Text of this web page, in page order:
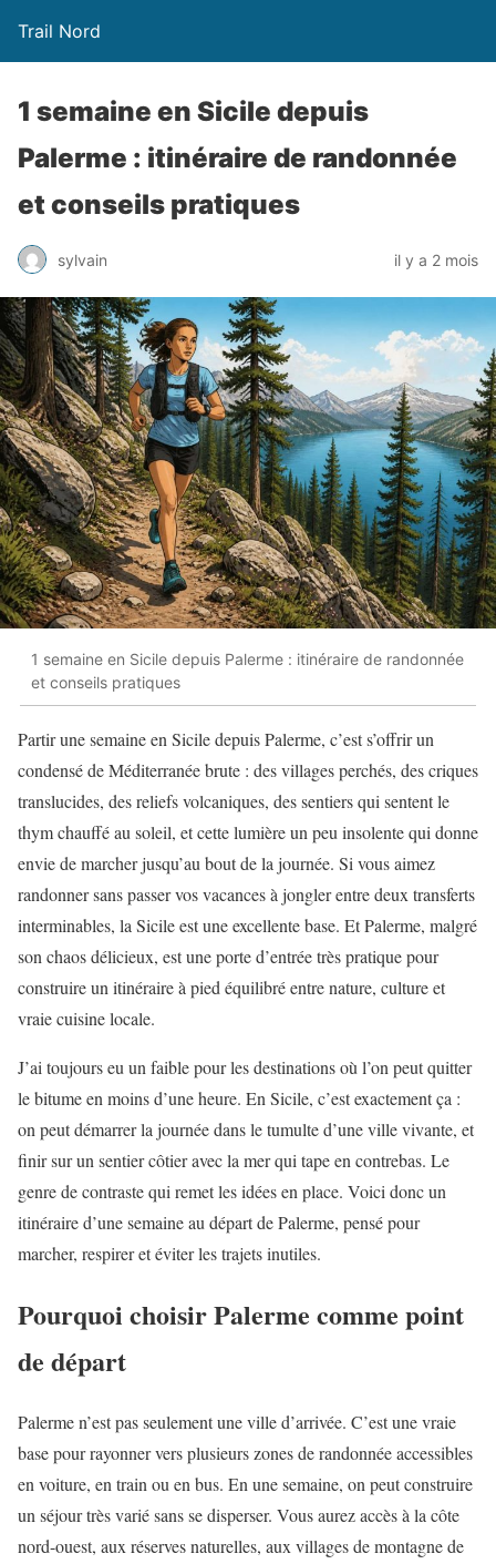
Trail Nord
1 semaine en Sicile depuis
Palerme : itinéraire de randonnée
et conseils pratiques
sylvain il y a 2 mois
1 semaine en Sicile depuis Palerme : itinéraire de randonnée
et conseils pratiques
Partir une semaine en Sicile depuis Palerme, c’est s’offrir un
condensé de Méditerranée brute : des villages perchés, des criques
translucides, des reliefs volcaniques, des sentiers qui sentent le
thym chauffé au soleil, et cette lumière un peu insolente qui donne
envie de marcher jusqu’au bout de la journée. Si vous aimez
randonner sans passer vos vacances à jongler entre deux transferts
interminables, la Sicile est une excellente base. Et Palerme, malgré
son chaos délicieux, est une porte d’entrée très pratique pour
construire un itinéraire à pied équilibré entre nature, culture et
vraie cuisine locale.
J’ai toujours eu un faible pour les destinations où l’on peut quitter
le bitume en moins d’une heure. En Sicile, c’est exactement ça :
on peut démarrer la journée dans le tumulte d’une ville vivante, et
finir sur un sentier côtier avec la mer qui tape en contrebas. Le
genre de contraste qui remet les idées en place. Voici donc un
itinéraire d’une semaine au départ de Palerme, pensé pour
marcher, respirer et éviter les trajets inutiles.
Pourquoi choisir Palerme comme point
de départ
Palerme n’est pas seulement une ville d’arrivée. C’est une vraie
base pour rayonner vers plusieurs zones de randonnée accessibles
en voiture, en train ou en bus. En une semaine, on peut construire
un séjour très varié sans se disperser. Vous aurez accès à la côte
nord-ouest, aux réserves naturelles, aux villages de montagne de